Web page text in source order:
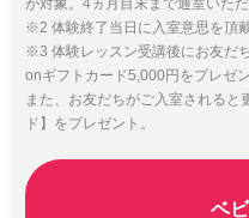
が対象。4ヵ月目末まで通室いた
※2 体験終了当日に入室意思を頂
※3 体験レッスン受講後にお友だ
onギフトカード5,000円をプレゼン
また、お友だちがご入室される
ド】をプレゼント。
ベ